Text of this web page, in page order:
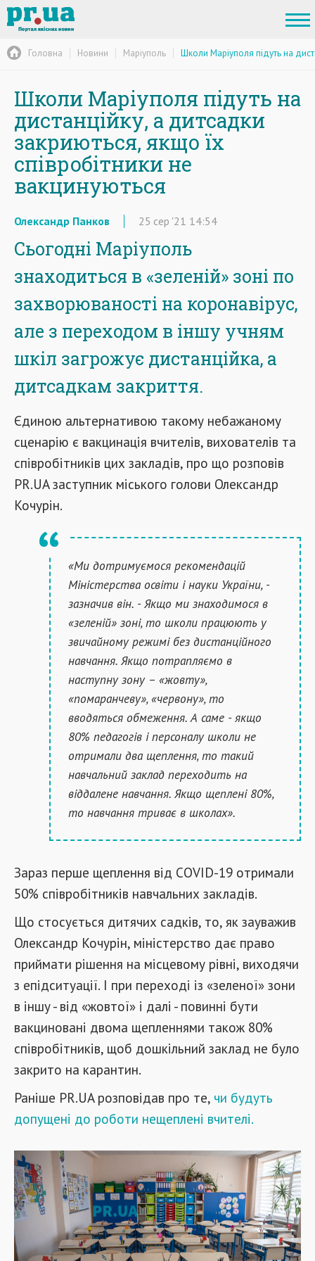
Головна Новини Маріуполь Школи Маріуполя підуть на
Школи Маріуполя підуть на
дистанційку, а дитсадки
закриються, якщо їх
співробітники не
вакцинуються
Олександр Панков 25 сер '21 14:54
Сьогодні Маріуполь
знаходиться в «зеленій» зоні по
захворюваності на коронавірус,
але з переходом в іншу учням
шкіл загрожує дистанційка, а
дитсадкам закриття.
Єдиною альтернативою такому небажаному
сценарію є вакцинація вчителів, вихователів та
співробітників цих закладів, про що розповів
PR.UA заступник міського голови Олександр
Кочурін.
«Ми дотримуємося рекомендацій
Міністерства освіти і науки України, -
зазначив він. - Якщо ми знаходимося в
«зеленій» зоні, то школи працюють у
звичайному режимі без дистанційного
навчання. Якщо потрапляємо в
наступну зону – «жовту»,
«помаранчеву», «червону», то
вводяться обмеження. А саме - якщо
80% педагогів і персоналу школи не
отримали два щеплення, то такий
навчальний заклад переходить на
віддалене навчання. Якщо щеплені 80%,
то навчання триває в школах».
Зараз перше щеплення від COVID-19 отримали
50% співробітників навчальних закладів.
Що стосується дитячих садків, то, як зауважив
Олександр Кочурін, міністерство дає право
приймати рішення на місцевому рівні, виходячи
з епідситуації. І при переході із «зеленої» зони
в іншу - від «жовтої» і далі - повинні бути
вакциновані двома щепленнями також 80%
співробітників, щоб дошкільний заклад не було
закрито на карантин.
Раніше PR.UA розповідав про те, чи будуть
допущені до роботи нещеплені вчителі.